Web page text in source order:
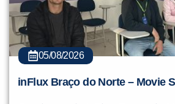
05/08/2026
inFlux Braço do Norte – Movie